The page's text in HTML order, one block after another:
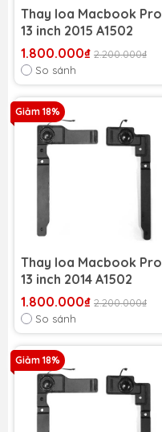
Thay loa Macbook Pro
13 inch 2015 A1502
1.800.000₫ 2.200.000₫
So sánh
Giảm 18%
Thay loa Macbook Pro
13 inch 2014 A1502
1.800.000₫ 2.200.000₫
So sánh
Giảm 18%